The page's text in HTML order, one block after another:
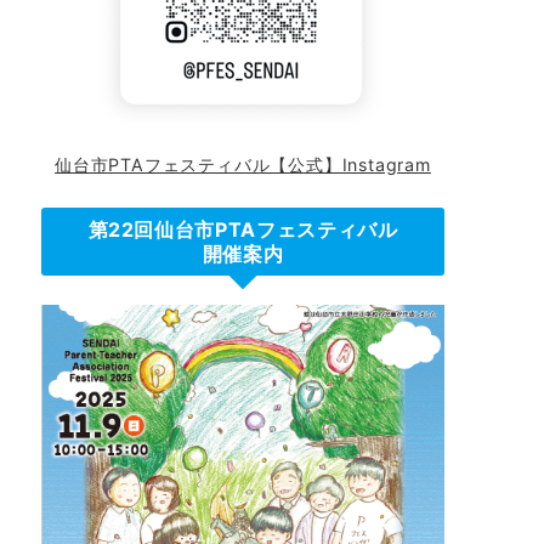
仙台市PTAフェスティバル【公式】Instagram
第22回仙台市PTAフェスティバル
開催案内